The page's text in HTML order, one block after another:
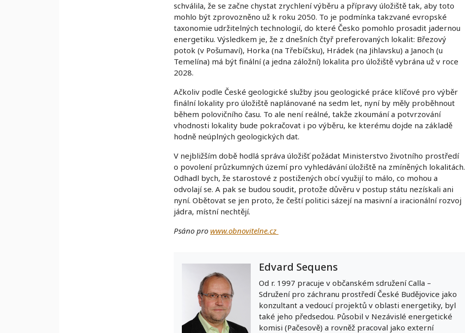
schválila, že se začne chystat zrychlení výběru a přípravy úložiště tak, aby toto
mohlo být zprovozněno už k roku 2050. To je podmínka takzvané evropské
taxonomie udržitelných technologií, do které Česko pomohlo prosadit jadernou
energetiku. Výsledkem je, že z dnešních čtyř preferovaných lokalit: Březový
potok (v Pošumaví), Horka (na Třebíčsku), Hrádek (na Jihlavsku) a Janoch (u
Temelína) má být finální (a jedna záložní) lokalita pro úložiště vybrána už v roce
2028.
Ačkoliv podle České geologické služby jsou geologické práce klíčové pro výběr
finální lokality pro úložiště naplánované na sedm let, nyní by měly proběhnout
během polovičního času. To ale není reálné, takže zkoumání a potvrzování
vhodnosti lokality bude pokračovat i po výběru, ke kterému dojde na základě
hodně neúplných geologických dat.
V nejbližším době hodlá správa úložišť požádat Ministerstvo životního prostředí
o povolení průzkumných území pro vyhledávání úložiště na zmíněných lokalitách.
Odhadl bych, že starostové z postižených obcí využijí to málo, co mohou a
odvolají se. A pak se budou soudit, protože důvěru v postup státu nezískali ani
nyní. Obětovat se jen proto, že čeští politici sázejí na masivní a iracionální rozvoj
jádra, místní nechtějí.
Psáno pro www.obnovitelne.cz
Edvard Sequens
Od r. 1997 pracuje v občanském sdružení Calla –
Sdružení pro záchranu prostředí České Budějovice jako
konzultant a vedoucí projektů v oblasti energetiky, byl
také jeho předsedou. Působil v Nezávislé energetické
komisi (Pačesově) a rovněž pracoval jako externí